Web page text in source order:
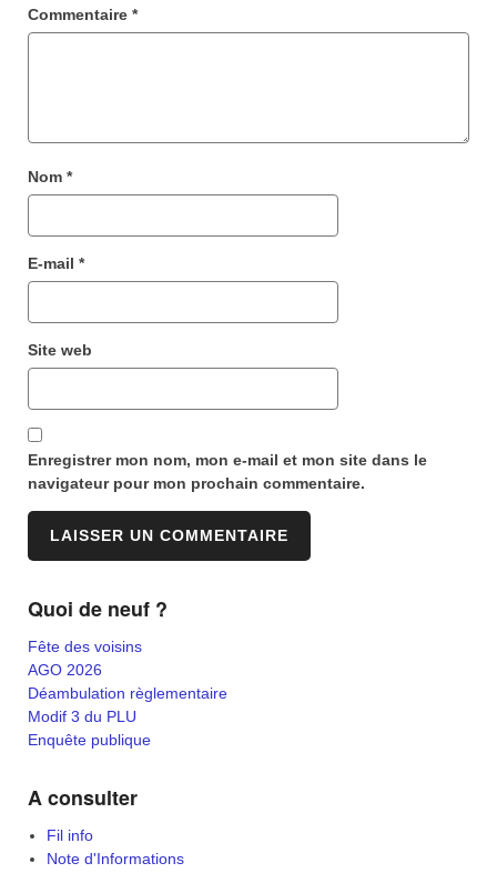
Commentaire *
Nom *
E-mail *
Site web
Enregistrer mon nom, mon e-mail et mon site dans le
navigateur pour mon prochain commentaire.
Quoi de neuf ?
Fête des voisins
AGO 2026
Déambulation règlementaire
Modif 3 du PLU
Enquête publique
A consulter
Fil info
Note d'Informations